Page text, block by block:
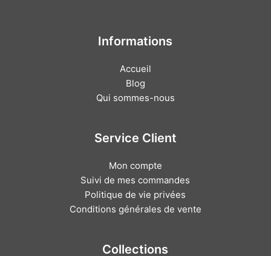
Informations
Accueil
Blog
Qui sommes-nous
Service Client
Mon compte
Suivi de mes commandes
Politique de vie privées
Conditions générales de vente
Collections